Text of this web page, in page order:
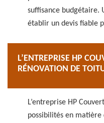
suffisance budgétaire.
établir un devis fiable
L’ENTREPRISE HP
RÉNOVATION DE
L’entreprise HP
possibilités en